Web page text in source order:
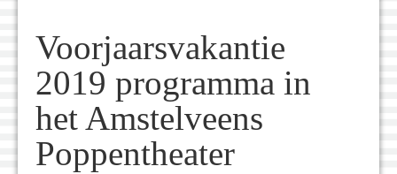
Voorjaarsvakantie
2019 programma in
het Amstelveens
Poppentheater